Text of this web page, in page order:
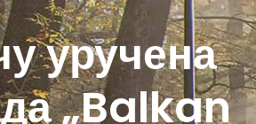
уручена
„Balkan